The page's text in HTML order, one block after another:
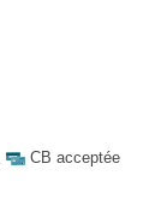
CB acceptée